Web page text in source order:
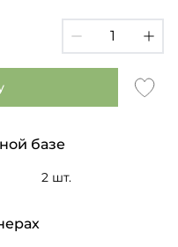
базе
2 шт.